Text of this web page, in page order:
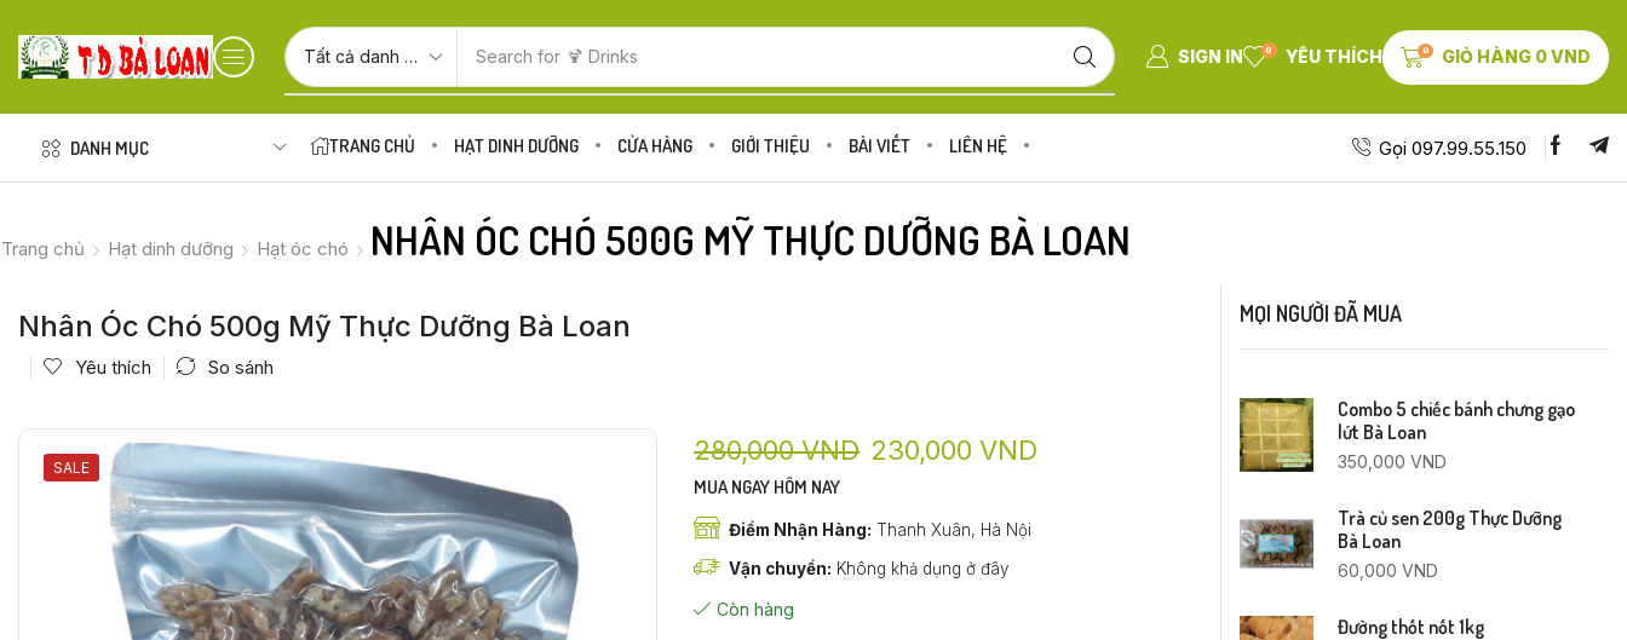
Search for 🍹 Drinks SIGN IN 0 YÊU THÍCH 0 GIỎ HÀNG 0VND
DANH MỤC TRANG CHỦ HẠT DINH DƯỠNG CỬA HÀNG GIỚI THIỆU BÀI VIẾT LIÊN HỆ Gọi 097.99.55.150
Trang chủ Hạt dinh dưỡng Hạt óc chó NHÂN ÓC CHÓ 500G MỸ THỰC DƯỠNG BÀ LOAN
Nhân Óc Chó 500g Mỹ Thực Dưỡng Bà Loan
Yêu thích So sánh
SALE
280,000VND 230,000VND
MUA NGAY HÔM NAY
Điểm Nhận Hàng: Thanh Xuân, Hà Nội
Vận chuyển: Không khả dụng ở đây
Còn hàng
MỌI NGƯỜI ĐÃ MUA
Combo 5 chiếc bánh chưng gạo
lứt Bà Loan
350,000 VND
Trà củ sen 200g Thực Dưỡng
Bà Loan
60,000 VND
Đường thốt nốt 1kg